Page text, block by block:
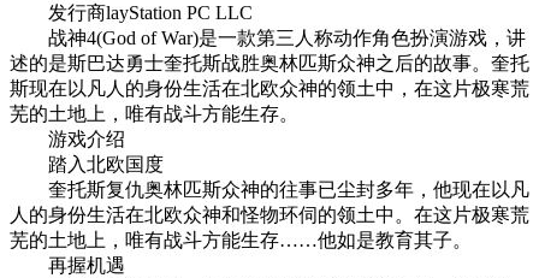
发行商layStation PC LLC
战神4(God of War)是一款第三人称动作角色扮演游戏，讲
述的是斯巴达勇士奎托斯战胜奥林匹斯众神之后的故事。奎托
斯现在以凡人的身份生活在北欧众神的领土中，在这片极寒荒
芜的土地上，唯有战斗方能生存。
游戏介绍
踏入北欧国度
奎托斯复仇奥林匹斯众神的往事已尘封多年，他现在以凡
人的身份生活在北欧众神和怪物环伺的领土中。在这片极寒荒
芜的土地上，唯有战斗方能生存……他如是教育其子。
再握机遇